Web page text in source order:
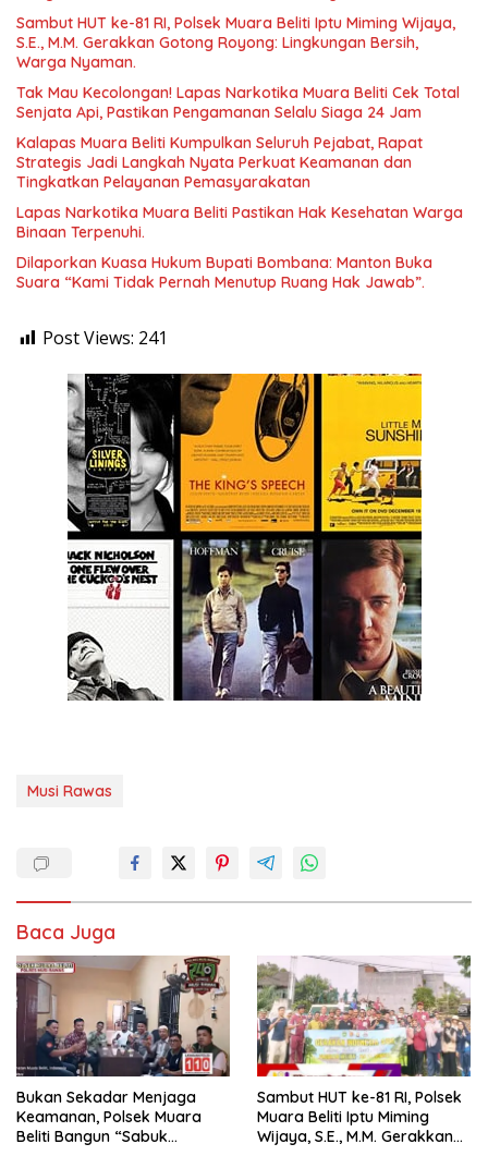
Sambut HUT ke-81 RI, Polsek Muara Beliti Iptu Miming Wijaya,
S.E., M.M. Gerakkan Gotong Royong: Lingkungan Bersih,
Warga Nyaman.
Tak Mau Kecolongan! Lapas Narkotika Muara Beliti Cek Total
Senjata Api, Pastikan Pengamanan Selalu Siaga 24 Jam
Kalapas Muara Beliti Kumpulkan Seluruh Pejabat, Rapat
Strategis Jadi Langkah Nyata Perkuat Keamanan dan
Tingkatkan Pelayanan Pemasyarakatan
Lapas Narkotika Muara Beliti Pastikan Hak Kesehatan Warga
Binaan Terpenuhi.
Dilaporkan Kuasa Hukum Bupati Bombana: Manton Buka
Suara “Kami Tidak Pernah Menutup Ruang Hak Jawab”.
Post Views: 241
Musi Rawas
Baca Juga
Bukan Sekadar Menjaga
Keamanan, Polsek Muara
Beliti Bangun “Sabuk
Sambut HUT ke-81 RI, Polsek
Muara Beliti Iptu Miming
Wijaya, S.E., M.M. Gerakkan